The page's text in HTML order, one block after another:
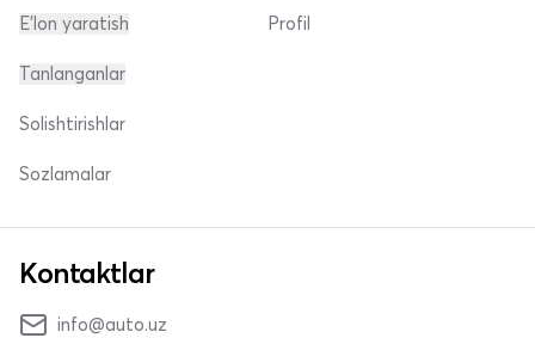
E'lon yaratish Profil
Tanlanganlar
Solishtirishlar
Sozlamalar
Kontaktlar
info@auto.uz